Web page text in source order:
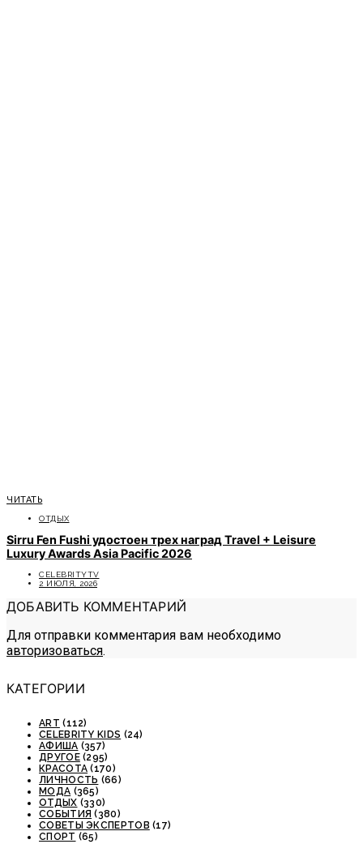
ЧИТАТЬ
ОТДЫХ
Sirru Fen Fushi удостоен трех наград Travel + Leisure
Luxury Awards Asia Pacific 2026
CELEBRITYTV
2 ИЮЛЯ, 2026
ДОБАВИТЬ КОММЕНТАРИЙ
Для отправки комментария вам необходимо
авторизоваться.
КАТЕГОРИИ
ART (112)
CELEBRITY KIDS (24)
АФИША (357)
ДРУГОЕ(295)
КРАСОТА (170)
ЛИЧНОСТЬ (66)
МОДА (365)
ОТДЫХ (330)
СОБЫТИЯ (380)
СОВЕТЫ ЭКСПЕРТОВ (17)
СПОРТ (65)